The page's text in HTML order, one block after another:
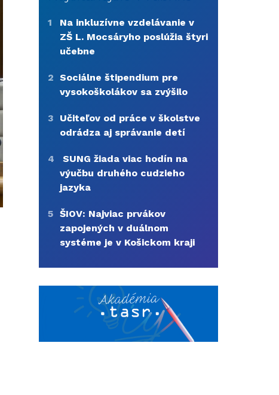
1
Na inkluzívne vzdelávanie v
ZŠ L. Mocsáryho poslúžia štyri
učebne
2 Sociálne štipendium pre
vysokoškolákov sa zvýšilo
3
Učiteľov od práce v školstve
odrádza aj správanie detí
4
SUNG žiada viac hodín na
výučbu druhého cudzieho
jazyka
5 ŠIOV: Najviac prvákov
zapojených v duálnom
systéme je v Košickom kraji